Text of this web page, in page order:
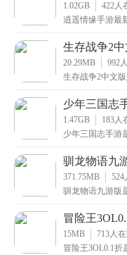
1.02GB 422人
逍遥情缘手游最
有自
生存战争2中
20.29MB 992
生存战争2中文
荒
少年三国志
1.47GB 183人
少年三国志手游
款
驯龙物语九
371.75MB 524
驯龙物语九游版
能特
冒险王
15MB 713人
冒险王3OL0.1